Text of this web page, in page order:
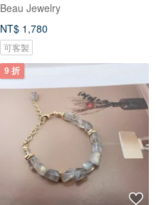
Beau Jewelry
NT$ 1,780
可客製
9 折